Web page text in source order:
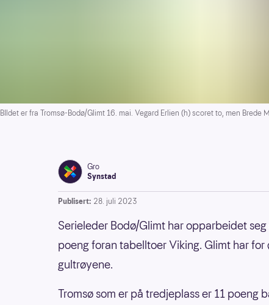
er fra Tromsø-Bodø/Glimt 16. mai. Vegard Erlien (h) scoret to, men
Gro
Synstad
Publisert: 28. juli 2023
Serieleder Bodø/Glimt har opparbeidet
poeng foran tabelltoer Viking. Glimt har
gultrøyene.
Tromsø som er på tredjeplass er 11 poeng